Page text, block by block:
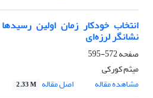
انتخاب خودکار زمان اولین
نشانگر لرزه‌ای
صفحه572-595
میثم کورکی
مشاهده مقاله
اصل مقاله 2.33 M